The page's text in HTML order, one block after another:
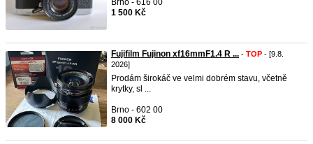
Brno - 616 00
1 500 Kč
Fujifilm Fujinon xf16mmF1.4 R ... - TOP - [9.8.
2026]
Prodám širokáč ve velmi dobrém stavu, včetně
krytky, sl ...
Brno - 602 00
8 000 Kč